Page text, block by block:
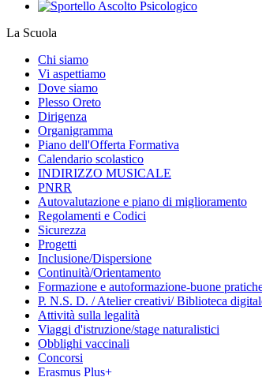
La Scuola
Chi siamo
Vi aspettiamo
Dove siamo
Plesso Oreto
Dirigenza
Organigramma
Piano dell'Offerta Formativa
Calendario scolastico
INDIRIZZO MUSICALE
PNRR
Autovalutazione e piano di miglioramento
Regolamenti e Codici
Sicurezza
Progetti
Inclusione/Dispersione
Continuità/Orientamento
Formazione e autoformazione-buone
P. N.S. D. / Atelier creativi/ Biblioteca
Attività sulla legalità
Viaggi d'istruzione/stage naturalistici
Obblighi vaccinali
Concorsi
Erasmus Plus+